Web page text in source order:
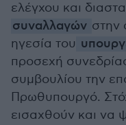
ελέγχου και
συναλλαγών στην
ηγεσία του
προσεχή
συμβουλίου την
Πρωθυπουργό.
εισαχθούν και να